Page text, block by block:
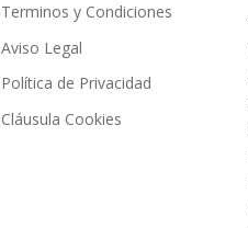
Terminos y Condiciones
Aviso Legal
Política de Privacidad
Cláusula Cookies